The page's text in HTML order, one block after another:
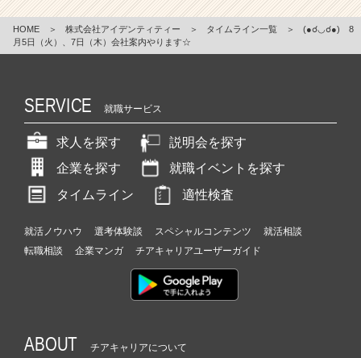
HOME ＞ 株式会社アイデンティティー ＞ タイムライン一覧 ＞
(●☌◡☌●) 8
月5日（火）、7日（木）会社案内やります☆
SERVICE 就職サービス
求人を探す
説明会を探す
企業を探す
就職イベントを探す
タイムライン
適性検査
就活ノウハウ 選考体験談 スペシャルコンテンツ
就活相談
転職相談
企業マンガ チアキャリアユーザーガイド
ABOUT チアキャリアについて